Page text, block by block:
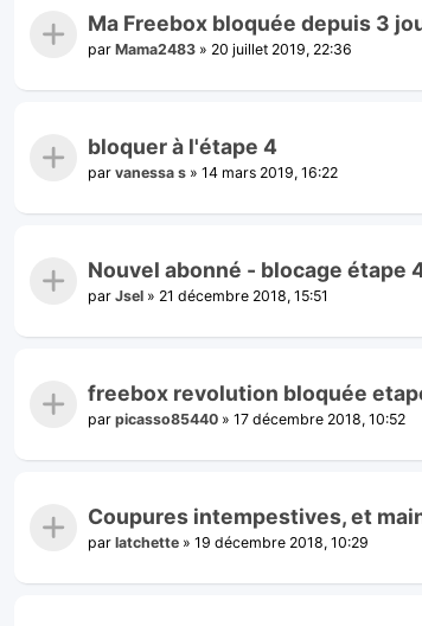
Ma Freebox bloquée depuis 3
par Mama2483 » 20 juillet 2019, 22:36
bloquer à l'étape 4
par vanessa s » 14 mars 2019, 16:22
Nouvel abonné - blocage étape
par Jsel » 21 décembre 2018, 15:51
freebox revolution bloquée
par picasso85440 » 17 décembre 2018, 10:52
Coupures intempestives, et
par latchette » 19 décembre 2018, 10:29